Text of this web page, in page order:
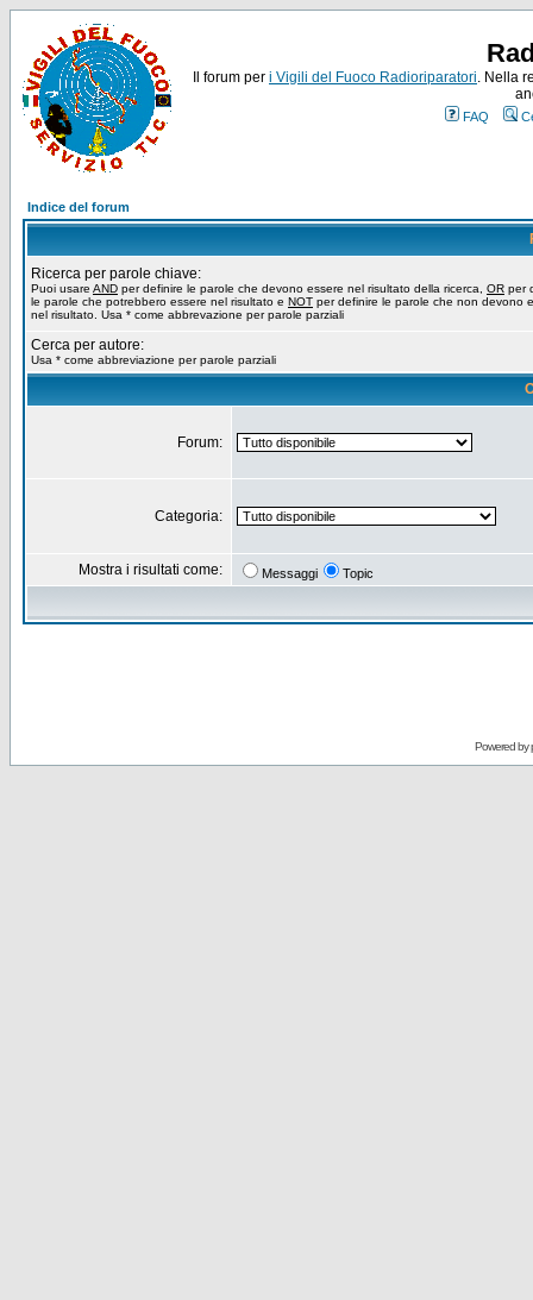
Il forum per i Vigili del Fuoco Radioriparatori. Nella
FAQ
Indice del forum
Ricerca per parole chiave:
Puoi usare AND per definire le parole che devono essere nel risultato della ricerca, OR per
le parole che potrebbero essere nel risultato e NOT per definire le parole che non devono
nel risultato. Usa * come abbrevazione per parole parziali
Cerca per autore:
Usa * come abbreviazione per parole parziali
Forum:
Categoria:
Mostra i risultati come: Messaggi Topic
Powered by